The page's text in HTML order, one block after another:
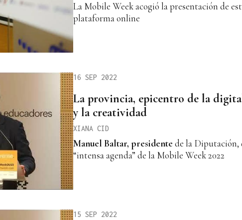
La Mobile Week acogió la presentación de
plataforma online
16 SEP 2022
La provincia, epicentro de la
y la creatividad
XIANA CID
Manuel Baltar, presidente de la Diputación,
“intensa agenda” de la Mobile Week 2022
15 SEP 2022